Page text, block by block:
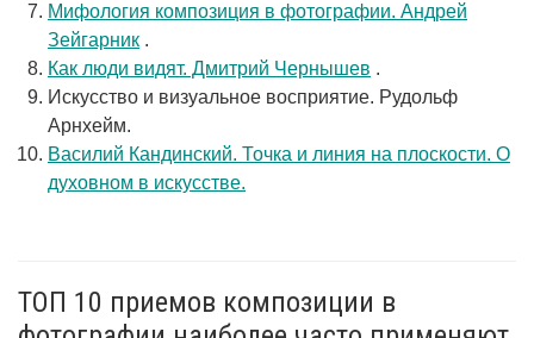
Мифология композиция в фотографии. Андрей
Зейгарник .
Как люди видят. Дмитрий Чернышев .
Искусство и визуальное восприятие. Рудольф
Арнхейм.
Василий Кандинский. Точка и линия на плоскости. О
духовном в искусстве.
ТОП 10 приемов композиции в